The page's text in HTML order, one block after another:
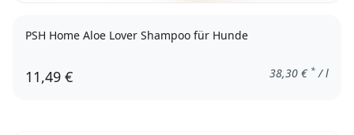
PSH Home Aloe Lover Shampoo für Hunde
11,49 € 38,30 € * / l